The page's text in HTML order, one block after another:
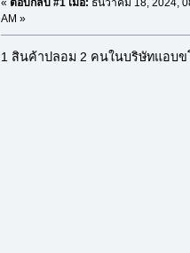
« ตอบกลับ #1 เมื่อ: ธันวาคม 18, 2024,
AM »
1 สินค้าปลอม 2 คนในบริษัทแอบข